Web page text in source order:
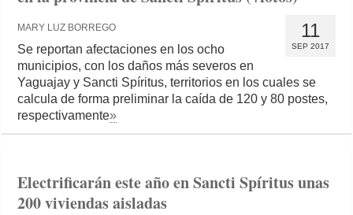
11
SEP 2017
MARY LUZ BORREGO
Se reportan afectaciones en los ocho
municipios, con los daños más severos en
Yaguajay y Sancti Spíritus, territorios en los cuales se
calcula de forma preliminar la caída de 120 y 80 postes,
respectivamente»
Electrificarán este año en Sancti Spíritus unas
200 viviendas aisladas